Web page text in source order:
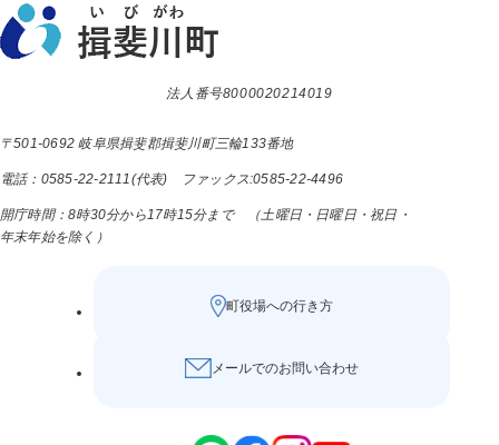
法人番号8000020214019
〒501-0692 岐阜県揖斐郡揖斐川町三輪133番地
電話：0585-22-2111(代表) ファックス:0585-22-4496
開庁時間：8時30分から17時15分まで （土曜日・日曜日・祝日・
年末年始を除く）
町役場への行き方
メールでのお問い合わせ